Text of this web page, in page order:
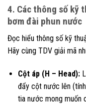
4. Các thông số kỹ
bơm đài phun nước
Đọc hiểu thông số kỹ
Hãy cùng TDV giải mã
Cột áp (H – Head):
đẩy cột nước lên
tia nước mong muốn